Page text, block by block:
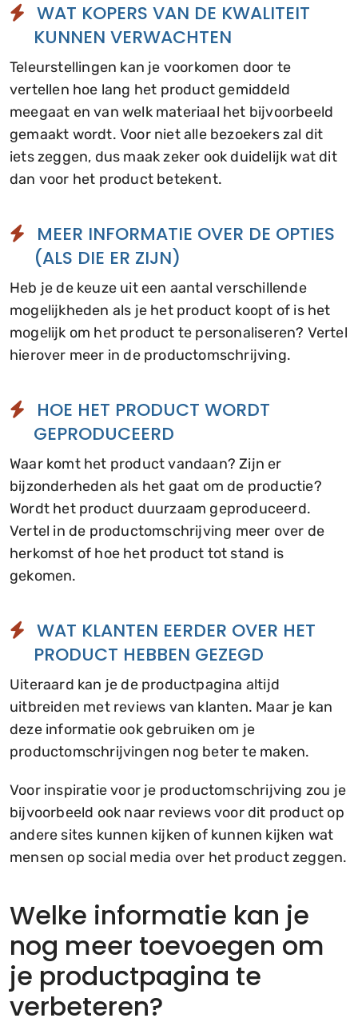
WAT KOPERS VAN DE KWALITEIT
KUNNEN VERWACHTEN
Teleurstellingen kan je voorkomen door te
vertellen hoe lang het product gemiddeld
meegaat en van welk materiaal het bijvoorbeeld
gemaakt wordt. Voor niet alle bezoekers zal dit
iets zeggen, dus maak zeker ook duidelijk wat dit
dan voor het product betekent.
MEER INFORMATIE OVER DE OPTIES
(ALS DIE ER ZIJN)
Heb je de keuze uit een aantal verschillende
mogelijkheden als je het product koopt of is het
mogelijk om het product te personaliseren? Vertel
hierover meer in de productomschrijving.
HOE HET PRODUCT WORDT
GEPRODUCEERD
Waar komt het product vandaan? Zijn er
bijzonderheden als het gaat om de productie?
Wordt het product duurzaam geproduceerd.
Vertel in de productomschrijving meer over de
herkomst of hoe het product tot stand is
gekomen.
WAT KLANTEN EERDER OVER HET
PRODUCT HEBBEN GEZEGD
Uiteraard kan je de productpagina altijd
uitbreiden met reviews van klanten. Maar je kan
deze informatie ook gebruiken om je
productomschrijvingen nog beter te maken.
Voor inspiratie voor je productomschrijving zou je
bijvoorbeeld ook naar reviews voor dit product op
andere sites kunnen kijken of kunnen kijken wat
mensen op social media over het product zeggen.
Welke informatie kan je
nog meer toevoegen om
je productpagina te
verbeteren?